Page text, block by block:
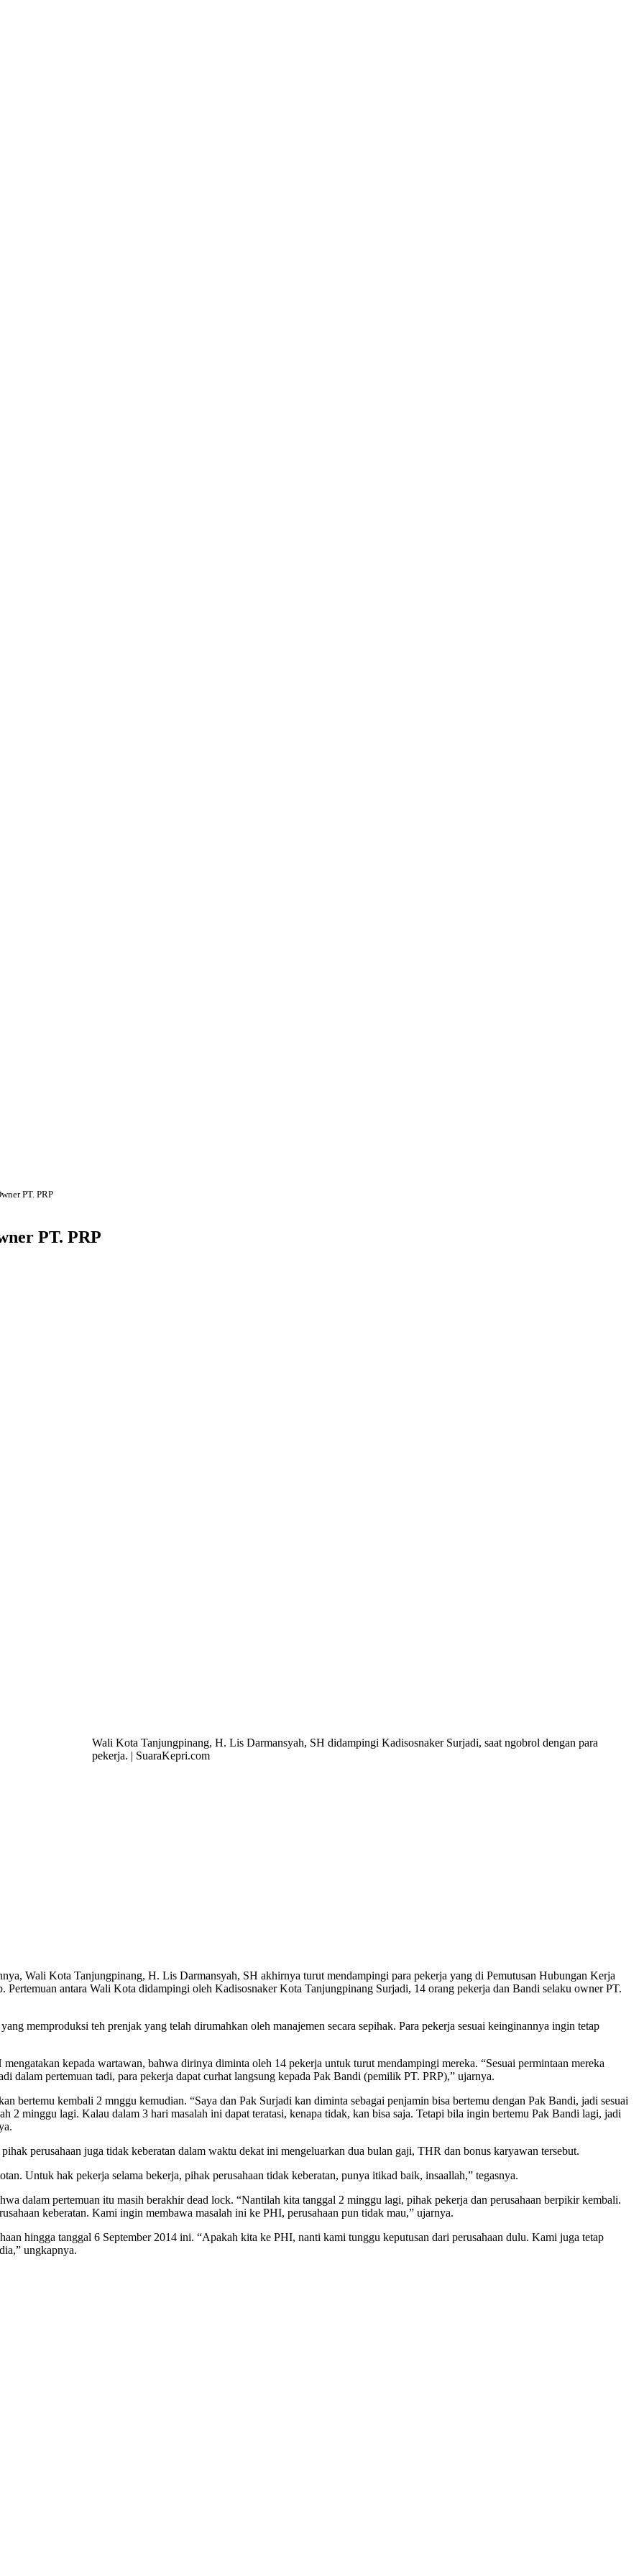
PT. PRP
PT. PRP
Wali Kota Tanjungpinang, H. Lis Darmansyah, SH didampingi Kadisosnaker Surjadi, saat ngobrol dengan para
pekerja. | SuaraKepri.com
Wali Kota Tanjungpinang, H. Lis Darmansyah, SH akhirnya turut mendampingi para pekerja yang di Pemutusan Hubungan Kerja
antara Wali Kota didampingi oleh Kadisosnaker Kota Tanjungpinang Surjadi, 14 orang pekerja dan Bandi selaku owner PT.
memproduksi teh prenjak yang telah dirumahkan oleh manajemen secara sepihak. Para pekerja sesuai keinginannya ingin tetap
kepada wartawan, bahwa dirinya diminta oleh 14 pekerja untuk turut mendampingi mereka. “Sesuai permintaan mereka
dalam pertemuan tadi, para pekerja dapat curhat langsung kepada Pak Bandi (pemilik PT. PRP),” ujarnya.
bertemu kembali 2 mnggu kemudian. “Saya dan Pak Surjadi kan diminta sebagai penjamin bisa bertemu dengan Pak Bandi, jadi sesuai
2 minggu lagi. Kalau dalam 3 hari masalah ini dapat teratasi, kenapa tidak, kan bisa saja. Tetapi bila ingin bertemu Pak Bandi lagi, jadi
perusahaan juga tidak keberatan dalam waktu dekat ini mengeluarkan dua bulan gaji, THR dan bonus karyawan tersebut.
Untuk hak pekerja selama bekerja, pihak perusahaan tidak keberatan, punya itikad baik, insaallah,” tegasnya.
dalam pertemuan itu masih berakhir dead lock. “Nantilah kita tanggal 2 minggu lagi, pihak pekerja dan perusahaan berpikir kembali.
keberatan. Kami ingin membawa masalah ini ke PHI, perusahaan pun tidak mau,” ujarnya.
hingga tanggal 6 September 2014 ini. “Apakah kita ke PHI, nanti kami tunggu keputusan dari perusahaan dulu. Kami juga tetap
ungkapnya.